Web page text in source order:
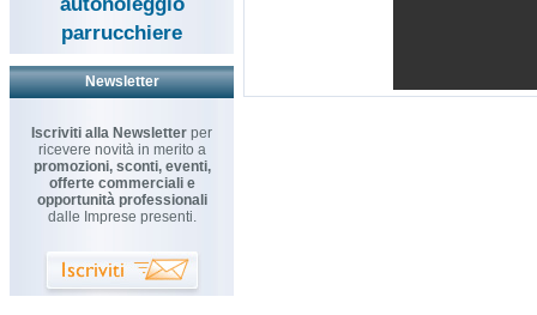
parrucchiere
Newsletter
Iscriviti alla Newsletter per
ricevere novità in merito a
promozioni, sconti, eventi,
offerte commerciali e
opportunità professionali
dalle Imprese presenti.